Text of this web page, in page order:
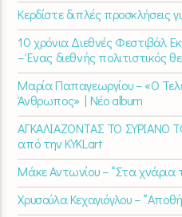
Κερδίστε διπλές προσκλήσεις
10 χρόνια Διεθνές Φεστιβάλ
– Ένας διεθνής πολιτιστικός
Μαρία Παπαγεωργίου – «Ο
Άνθρωπος» | Νέο album
ΑΓΚΑΛΙΑΖΟΝΤΑΣ ΤΟ ΣΥΡΙΑΝΟ
από την KYKLart
Μάκε Αντωνίου – “Στα χνάρια
Χρυσούλα Κεχαγιόγλου –